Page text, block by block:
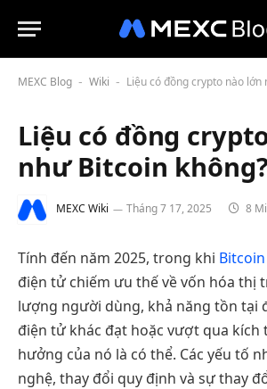
MEXC Blog - Wiki - Liệu có đồng crypto nào lớn
Liệu có đồng
như Bitcoin không?
MEXC Wiki Tháng 7 17, 2025 8
Tính đến năm 2025, trong khi Bitcoin
điện tử chiếm ưu thế về vốn hóa thị
lượng người dùng, khả năng tồn tại
điện tử khác đạt hoặc vượt qua kích
hưởng của nó là có thể. Các yếu tố
nghệ, thay đổi quy định và sự thay